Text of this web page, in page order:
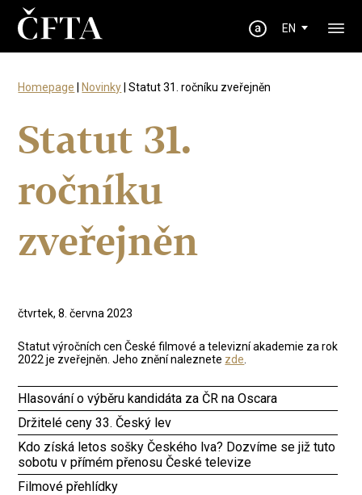
EN
Homepage Novinky | Statut 31. ročníku zveřejněn
Statut 31.
ročníku
zveřejněn
čtvrtek, 8. června 2023
Statut výročních cen České filmové a televizní akademie za rok
2022 je zveřejněn. Jeho znění naleznete zde
Hlasování o výběru kandidáta za ČR na Oscara
Držitelé ceny 33. Český lev
Kdo získá letos sošky Českého lva? Dozvíme se již tuto
sobotu v přímém přenosu České televize
Filmové přehlídky